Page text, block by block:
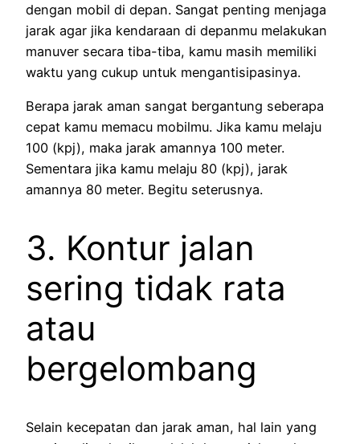
dengan mobil di depan. Sangat penting menjaga
jarak agar jika kendaraan di depanmu melakukan
manuver secara tiba-tiba, kamu masih memiliki
waktu yang cukup untuk mengantisipasinya.
Berapa jarak aman sangat bergantung seberapa
cepat kamu memacu mobilmu. Jika kamu melaju
100 (kpj), maka jarak amannya 100 meter.
Sementara jika kamu melaju 80 (kpj), jarak
amannya 80 meter. Begitu seterusnya.
3. Kontur jalan
sering tidak rata
atau
bergelombang
Selain kecepatan dan jarak aman, hal lain yang